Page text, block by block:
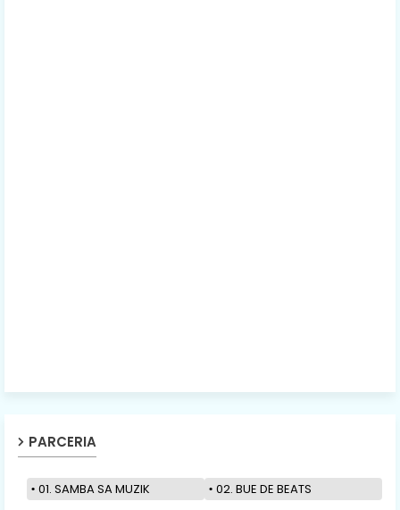
PARCERIA
01. SAMBA SA MUZIK 02. BUE DE BEATS